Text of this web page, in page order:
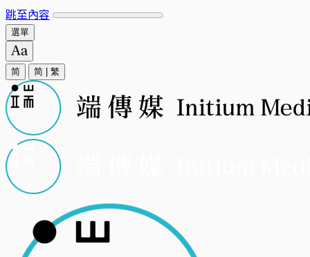
跳至內容
選單
简 简 繁